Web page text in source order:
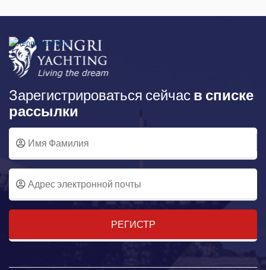
Зарегистрироваться сейчас в списке
рассылки
РЕГИСТР